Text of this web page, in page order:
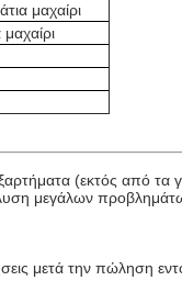
μαχαίρι
(εκτός από
μεγάλων
μετά την πώληση